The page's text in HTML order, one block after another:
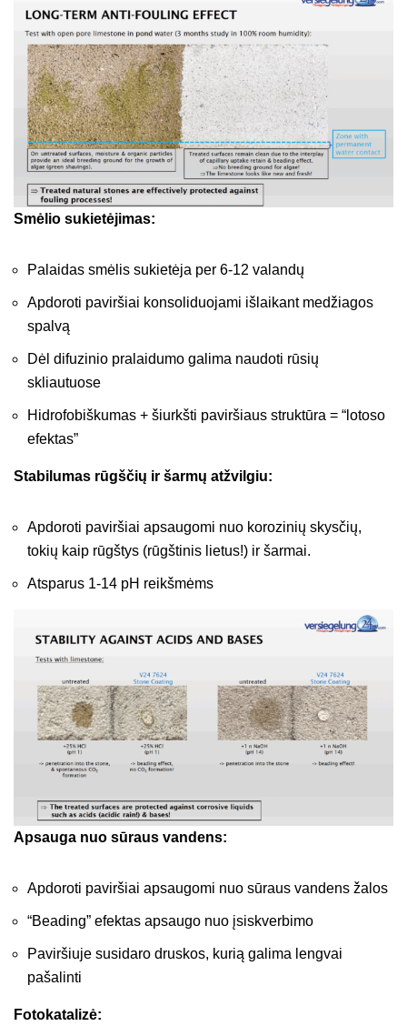
Smėlio sukietėjimas:
Palaidas smėlis sukietėja per 6-12 valandų
Apdoroti paviršiai konsoliduojami išlaikant medžiagos
spalvą
Dėl difuzinio pralaidumo galima naudoti rūsių
skliautuose
Hidrofobiškumas + šiurkšti paviršiaus struktūra = “lotoso
efektas”
Stabilumas rūgščių ir šarmų atžvilgiu:
Apdoroti paviršiai apsaugomi nuo korozinių skysčių,
tokių kaip rūgštys (rūgštinis lietus!) ir šarmai.
Atsparus 1-14 pH reikšmėms
Apsauga nuo sūraus vandens:
Apdoroti paviršiai apsaugomi nuo sūraus vandens žalos
“Beading” efektas apsaugo nuo įsiskverbimo
Paviršiuje susidaro druskos, kurią galima lengvai
pašalinti
Fotokatalizė: